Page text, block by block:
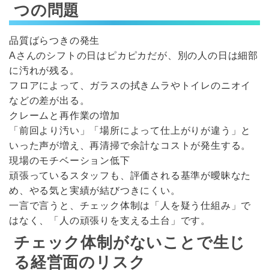
つの問題
品質ばらつきの発生
Aさんのシフトの日はピカピカだが、別の人の日は細部
に汚れが残る。
フロアによって、ガラスの拭きムラやトイレのニオイ
などの差が出る。
クレームと再作業の増加
「前回より汚い」「場所によって仕上がりが違う」と
いった声が増え、再清掃で余計なコストが発生する。
現場のモチベーション低下
頑張っているスタッフも、評価される基準が曖昧なた
め、やる気と実績が結びつきにくい。
一言で言うと、チェック体制は「人を疑う仕組み」で
はなく、「人の頑張りを支える土台」です。
チェック体制がないことで生じ
る経営面のリスク